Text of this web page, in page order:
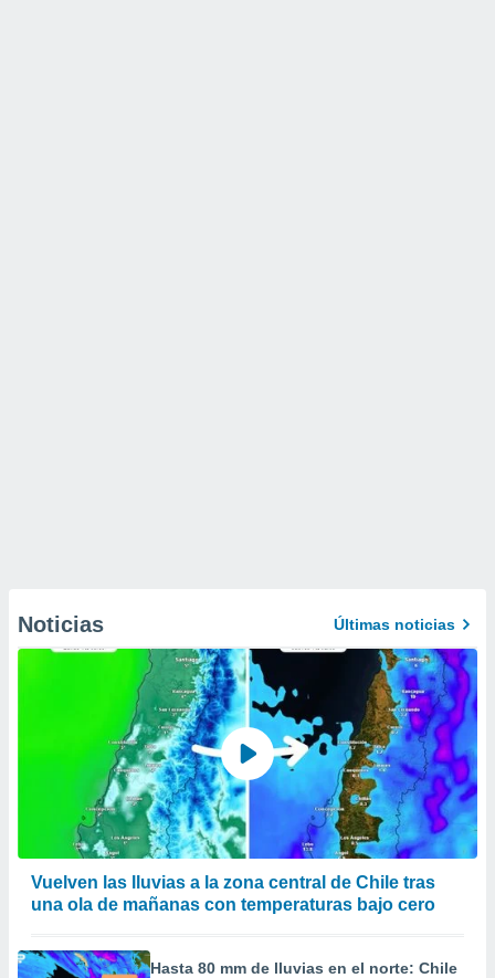
Noticias Últimas noticias
Vuelven las lluvias a la zona central de Chile tras
una ola de mañanas con temperaturas bajo cero
Hasta 80 mm de lluvias en el norte: Chile